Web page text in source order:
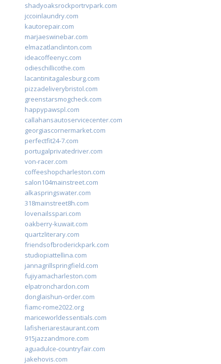
shadyoaksrockportrvpark.com
jccoinlaundry.com
kautorepair.com
marjaeswinebar.com
elmazatlanclinton.com
ideacoffeenyc.com
odieschillicothe.com
lacantinitagalesburg.com
pizzadeliverybristol.com
greenstarsmogcheck.com
happypawspl.com
callahansautoservicecenter.com
georgiascornermarket.com
perfectfit24-7.com
portugalprivatedriver.com
von-racer.com
coffeeshopcharleston.com
salon104mainstreet.com
alkaspringswater.com
318mainstreet8h.com
lovenailsspari.com
oakberry-kuwait.com
quartzliterary.com
friendsofbroderickpark.com
studiopiattellina.com
jannagrillspringfield.com
fujiyamacharleston.com
elpatronchardon.com
donglaishun-order.com
fiamc-rome2022.org
mariceworldessentials.com
lafisheriarestaurant.com
915jazzandmore.com
aguadulce-countryfair.com
jakehovis.com